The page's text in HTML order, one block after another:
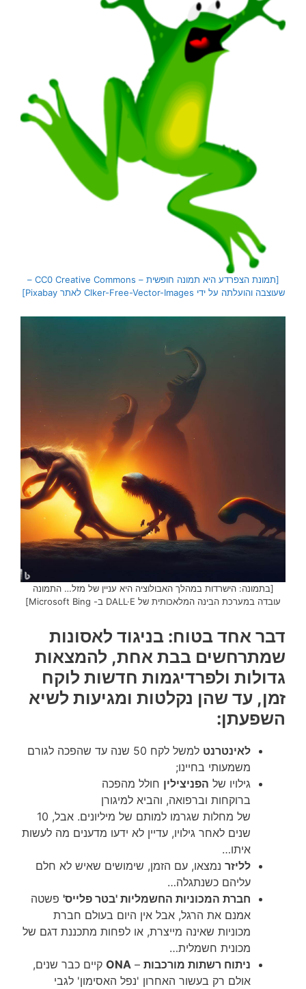
[תמונת הצפרדע היא תמונה חופשית – CC0 Creative Commons –
שעוצבה והועלתה על ידי Clker-Free-Vector-Images לאתר Pixabay]
[בתמונה: הישרדות במהלך האבולוציה היא עניין של מזל… התמונה
עובדה במערכת הבינה המלאכותית של DALL·E ב- Microsoft Bing]
דבר אחד בטוח: בניגוד לאסונות
שמתרחשים בבת אחת, להמצאות
גדולות ולפרדיגמות חדשות לוקח
זמן, עד שהן נקלטות ומגיעות לשיא
השפעתן:
לאינטרנט
למשל לקח 50 שנה עד שהפכה לגורם
משמעותי בחיינו;
גילויו של הפניצילין חולל מהפכה
ברוקחות וברפואה, והביא למיגורן
של מחלות שגרמו למותם של מיליונים. אבל, 10
שנים לאחר גילויו, עדיין לא ידעו מדענים מה לעשות
איתו…
לליזר נמצאו, עם הזמן, שימושים שאיש לא חלם
עליהם כשנתגלה…
חברת המכוניות החשמליות 'בטר פלייס' פשטה
אמנם את הרגל, אבל אין היום בעולם חברת
מכוניות שאינה מייצרת, או לפחות מתכננת דגם של
מכונית חשמלית…
ניתוח רשתות מורכבות –
ONA קיים כבר שנים,
אולם רק בעשור האחרון 'נפל האסימון' לגבי